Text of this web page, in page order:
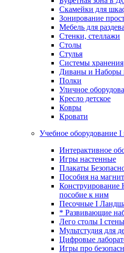
Скамейки для
Зонирование
Мебель для
Стенки, стеллажи
Столы
Стулья
Системы хранения
Диваны и Наборы
Полки
Уличное
Кресло детское
Ковры
Кровати
Учебное оборудование I
Интерактивное
Игры настенные
Плакаты
Пособия на
Конструирование
пособие к ним
Песочные I
* Развивающие
Лего столы I стены
Мультстудия для
Цифровые
Игры про